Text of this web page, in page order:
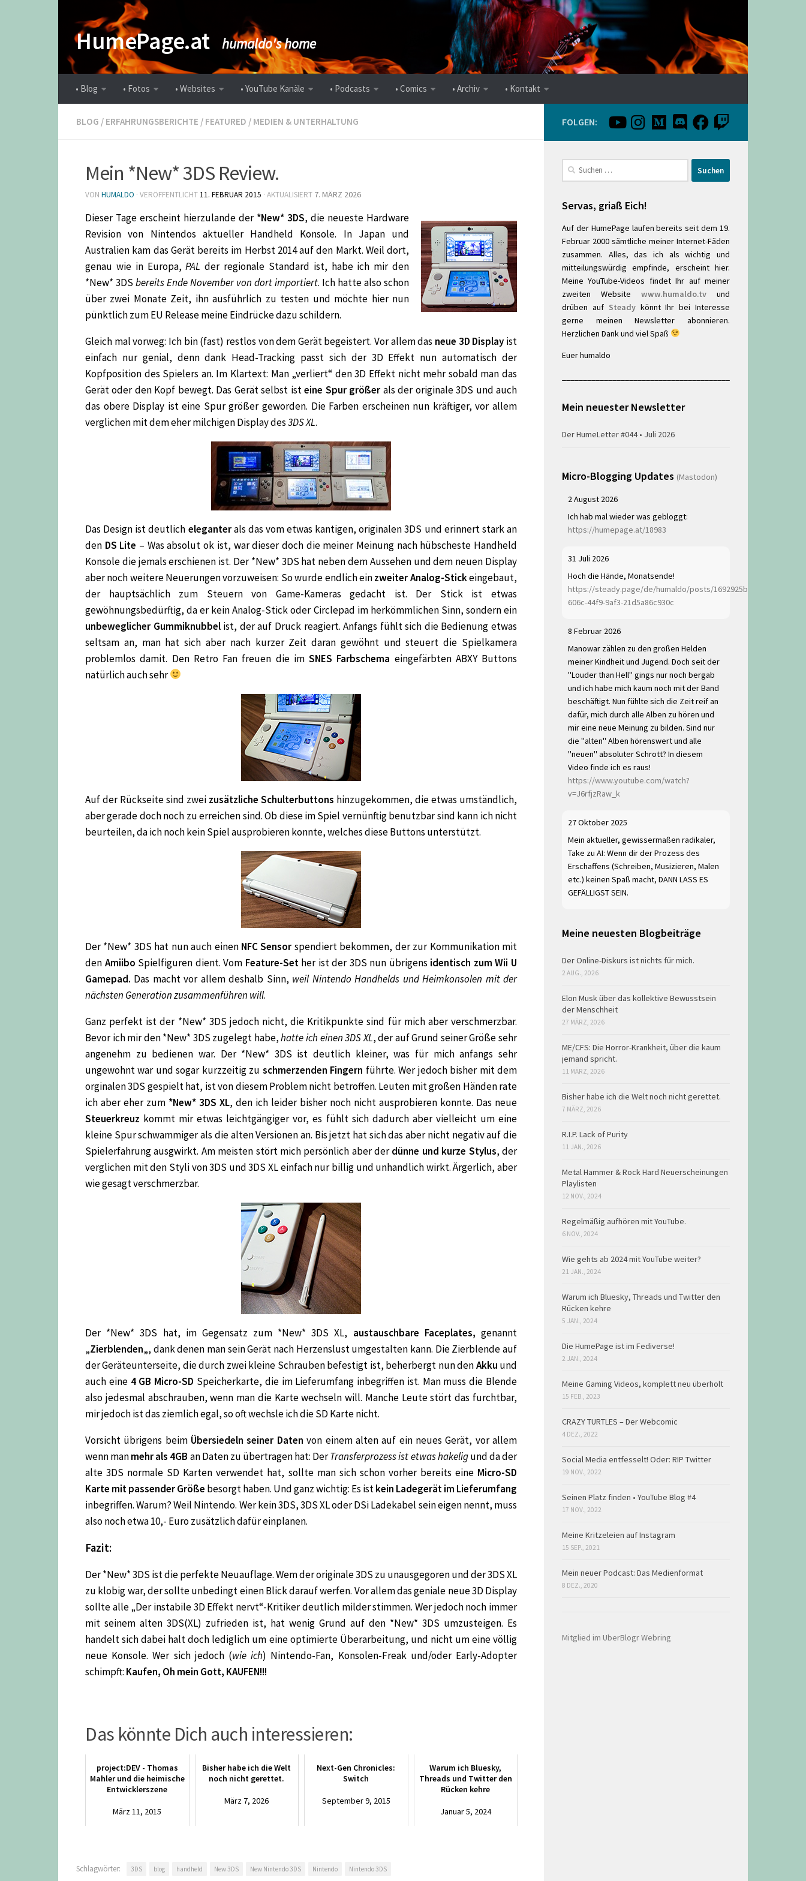
Zum Inhalt springen
HumePage.at humaldo's home
• Blog • Fotos • Websites • YouTube Kanäle • Podcasts • Comics • Archiv • Kontakt
BLOG / ERFAHRUNGSBERICHTE / FEATURED / MEDIEN & UNTERHALTUNG
Mein *New* 3DS Review.
VON HUMALDO · VERÖFFENTLICHT 11. FEBRUAR 2015 · AKTUALISIERT 7. MÄRZ 2026
Dieser Tage erscheint hierzulande der *New* 3DS, die neueste Hardware
Revision von Nintendos aktueller Handheld Konsole. In Japan und
Australien kam das Gerät bereits im Herbst 2014 auf den Markt. Weil dort,
genau wie in Europa,PAL der regionale Standard ist, habe ich mir den
*New* 3DS bereits Ende November von dort importiert. Ich hatte also schon
über zwei Monate Zeit, ihn ausführlich zu testen und möchte hier nun
pünktlich zum EU Release meine Eindrücke dazu schildern.
Gleich mal vorweg: Ich bin (fast) restlos von dem Gerät begeistert. Vor allem das neue 3D Display ist
einfach nur genial, denn dank Head-Tracking passt sich der 3D Effekt nun automatisch der
Kopfposition des Spielers an. Im Klartext: Man „verliert“ den 3D Effekt nicht mehr sobald man das
Gerät oder den Kopf bewegt. Das Gerät selbst isteine Spur größer als der originale 3DS und auch
das obere Display ist eine Spur größer geworden. Die Farben erscheinen nun kräftiger, vor allem
verglichen mit dem eher milchigen Display des3DS XL.
Das Design ist deutlich eleganterals das vom etwas kantigen, originalen 3DS und erinnert stark an
den DS Lite – Was absolut ok ist, war dieser doch die meiner Meinung nach hübscheste Handheld
Konsole die jemals erschienen ist. Der *New* 3DS hat neben dem Aussehen und dem neuen Display
aber noch weitere Neuerungen vorzuweisen: So wurde endlich einzweiter Analog-Stickeingebaut,
der hauptsächlich zum Steuern von Game-Kameras gedacht ist. Der Stick ist etwas
gewöhnungsbedürftig, da er kein Analog-Stick oder Circlepad im herkömmlichen Sinn, sondern ein
unbeweglicher Gummiknubbelist, der auf Druck reagiert. Anfangs fühlt sich die Bedienung etwas
seltsam an, man hat sich aber nach kurzer Zeit daran gewöhnt und steuert die Spielkamera
problemlos damit. Den Retro Fan freuen die im SNES Farbschema eingefärbten ABXY Buttons
natürlich auch sehr
Auf der Rückseite sind zwei zusätzliche Schulterbuttons hinzugekommen, die etwas umständlich,
aber gerade doch noch zu erreichen sind. Ob diese im Spiel vernünftig benutzbar sind kann ich nicht
beurteilen, da ich noch kein Spiel ausprobieren konnte, welches diese Buttons unterstützt.
Der *New* 3DS hat nun auch einen NFC Sensor spendiert bekommen, der zur Kommunikation mit
den Amiibo Spielfiguren dient. Vom Feature-Sether ist der 3DS nun übrigens identisch zum Wii U
Gamepad. Das macht vor allem deshalb Sinn, weil Nintendo Handhelds und Heimkonsolen mit der
nächsten Generation zusammenführen will.
Ganz perfekt ist der *New* 3DS jedoch nicht, die Kritikpunkte sind für mich aber verschmerzbar.
Bevor ich mir den *New* 3DS zugelegt habe,hatte ich einen 3DS XL, der auf Grund seiner Größe sehr
angenehm zu bedienen war. Der *New* 3DS ist deutlich kleiner, was für mich anfangs sehr
ungewohnt war und sogar kurzzeitig zu schmerzenden Fingern führte. Wer jedoch bisher mit dem
orginalen 3DS gespielt hat, ist von diesem Problem nicht betroffen. Leuten mit großen Händen rate
ich aber eher zum *New* 3DS XL, den ich leider bisher noch nicht ausprobieren konnte. Das neue
Steuerkreuz kommt mir etwas leichtgängiger vor, es fühlt sich dadurch aber vielleicht um eine
kleine Spur schwammiger als die alten Versionen an. Bis jetzt hat sich das aber nicht negativ auf die
Spielerfahrung ausgwirkt. Am meisten stört mich persönlich aber derdünne und kurze Stylus, der
verglichen mit den Styli von 3DS und 3DS XL einfach nur billig und unhandlich wirkt. Ärgerlich, aber
wie gesagt verschmerzbar.
Der *New* 3DS hat, im Gegensatz zum *New* 3DS XL, austauschbare Faceplates,genannt
„Zierblenden„, dank denen man sein Gerät nach Herzenslust umgestalten kann. Die Zierblende auf
der Geräteunterseite, die durch zwei kleine Schrauben befestigt ist, beherbergt nun denAkku und
auch eine 4 GB Micro-SD Speicherkarte, die im Lieferumfang inbegriffen ist. Man muss die Blende
also jedesmal abschrauben, wenn man die Karte wechseln will. Manche Leute stört das furchtbar,
mir jedoch ist das ziemlich egal, so oft wechsle ich die SD Karte nicht.
Vorsicht übrigens beim Übersiedeln seiner Daten von einem alten auf ein neues Gerät, vor allem
wenn manmehr als 4GB an Daten zu übertragen hat: DerTransferprozess ist etwas hakeligund da der
alte 3DS normale SD Karten verwendet hat, sollte man sich schon vorher bereits eine Micro-SD
Karte mit passender Größe besorgt haben. Und ganz wichtig: Es istkein Ladegerät im Lieferumfang
inbegriffen. Warum? Weil Nintendo. Wer kein 3DS, 3DS XL oder DSi Ladekabel sein eigen nennt, muss
also noch etwa 10,- Euro zusätzlich dafür einplanen.
Fazit:
Der *New* 3DS ist die perfekte Neuauflage. Wem der originale 3DS zu unausgegoren und der 3DS XL
zu klobig war, der sollte unbedingt einen Blick darauf werfen. Vor allem das geniale neue 3D Display
sollte alle „Der instabile 3D Effekt nervt“-Kritiker deutlich milder stimmen. Wer jedoch noch immer
mit seinem alten 3DS(XL) zufrieden ist, hat wenig Grund auf den *New* 3DS umzusteigen. Es
handelt sich dabei halt doch lediglich um eine optimierte Überarbeitung, und nicht um eine völlig
neue Konsole. Wer sich jedoch (wie ich) Nintendo-Fan, Konsolen-Freak und/oder Early-Adopter
schimpft: Kaufen, Oh mein Gott, KAUFEN!!!
Das könnte Dich auch interessieren:
project:DEV - Thomas
Mahler und die heimische
Entwicklerszene
März 11, 2015
Bisher habe ich die Welt
noch nicht gerettet.
März 7, 2026
Next-Gen Chronicles:
Switch
September 9, 2015
Warum ich Bluesky,
Threads und Twitter den
Rücken kehre
Januar 5, 2024
Schlagwörter: 3DS blog handheld New 3DS New Nintendo 3DS Nintendo Nintendo 3DS
FOLGEN:
Suchen
nach:
Servas, griaß Eich!
Auf der HumePage laufen bereits seit dem 19.
Februar 2000 sämtliche meiner Internet-Fäden
zusammen. Alles, das ich als wichtig und
mitteilungswürdig empfinde, erscheint hier.
Meine YouTube-Videos findet Ihr auf meiner
zweiten Website www.humaldo.tv und
drüben auf Steadykönnt Ihr bei Interesse
gerne meinen Newsletter abonnieren.
Herzlichen Dank und viel Spaß
Euer humaldo
Mein neuester Newsletter
Der HumeLetter #044 • Juli 2026
Micro-Blogging Updates (Mastodon)
2 August 2026
Ich hab mal wieder was gebloggt:
https://humepage.at/18983
31 Juli 2026
Hoch die Hände, Monatsende!
https://steady.page/de/humaldo/posts/1692925b-
606c-44f9-9af3-21d5a86c930c
8 Februar 2026
Manowar zählen zu den großen Helden
meiner Kindheit und Jugend. Doch seit der
"Louder than Hell" gings nur noch bergab
und ich habe mich kaum noch mit der Band
beschäftigt. Nun fühlte sich die Zeit reif an
dafür, mich durch alle Alben zu hören und
mir eine neue Meinung zu bilden. Sind nur
die "alten" Alben hörenswert und alle
"neuen" absoluter Schrott? In diesem
Video finde ich es raus!
https://www.youtube.com/watch?
v=J6rfjzRaw_k
27 Oktober 2025
Mein aktueller, gewissermaßen radikaler,
Take zu AI: Wenn dir der Prozess des
Erschaffens (Schreiben, Musizieren, Malen
etc.) keinen Spaß macht, DANN LASS ES
GEFÄLLIGST SEIN.
Meine neuesten Blogbeiträge
Der Online-Diskurs ist nichts für mich.
2 AUG., 2026
Elon Musk über das kollektive Bewusstsein
der Menschheit
27 MÄRZ, 2026
ME/CFS: Die Horror-Krankheit, über die kaum
jemand spricht.
11 MÄRZ, 2026
Bisher habe ich die Welt noch nicht gerettet.
7 MÄRZ, 2026
R.I.P. Lack of Purity
11 JAN., 2026
Metal Hammer & Rock Hard Neuerscheinungen
Playlisten
12 NOV., 2024
Regelmäßig aufhören mit YouTube.
6 NOV., 2024
Wie gehts ab 2024 mit YouTube weiter?
21 JAN., 2024
Warum ich Bluesky, Threads und Twitter den
Rücken kehre
5 JAN., 2024
Die HumePage ist im Fediverse!
2 JAN., 2024
Meine Gaming Videos, komplett neu überholt
15 FEB., 2023
CRAZY TURTLES – Der Webcomic
4 DEZ., 2022
Social Media entfesselt! Oder: RIP Twitter
19 NOV., 2022
Seinen Platz finden • YouTube Blog #4
17 NOV., 2022
Meine Kritzeleien auf Instagram
15 SEP., 2021
Mein neuer Podcast: Das Medienformat
8 DEZ., 2020
Mitglied im UberBlogr Webring